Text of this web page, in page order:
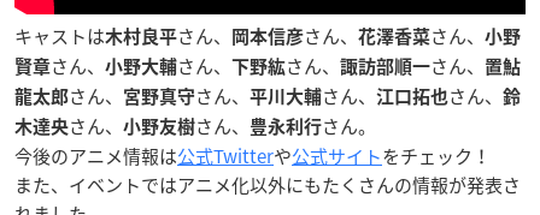
キャストは木村良平さん、 岡本信彦さん、 花澤香菜さん、
小野
賢章さん、 小野大輔さん、 下野紘さん、 諏訪部順一さん、
置鮎
龍太郎さん、 宮野真守さん、 平川大輔さん、 江口拓也 さん、
鈴
木達央さん、 小野友樹さん、 豊永利行さん。
今後のアニメ情報は公式Twitterや公式サイトをチェック！
また、イベントではアニメ化以外にもたくさんの情報が発表さ